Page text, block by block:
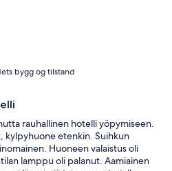
bygg og tilstand
rauhallinen hotelli yöpymiseen.
kylpyhuone etenkin. Suihkun
Huoneen valaistus oli
lamppu oli palanut. Aamiainen